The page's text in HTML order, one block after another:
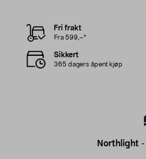
Northlight -
Fri frakt
Fra 599,–*
Sikkert
365 dagers åpent kjøp